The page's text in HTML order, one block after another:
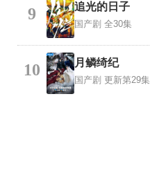
9 追光的日子
国产剧 全30集
10 月鳞绮纪
国产剧 更新第29集